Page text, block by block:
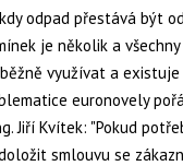
odpad přestává být
je několik a
využívat a
euronovely
Jiří Kvítek: "Pokud
smlouvu se